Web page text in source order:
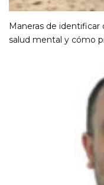
Maneras de
salud mental y cómo